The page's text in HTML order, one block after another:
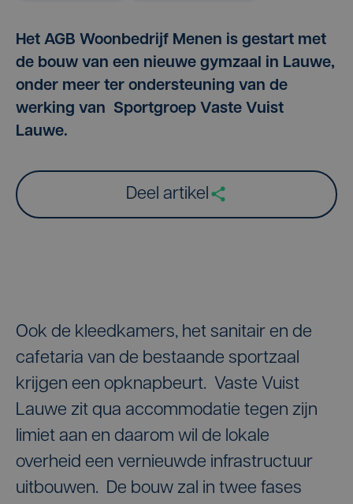
Het AGB Woonbedrijf Menen is gestart met
de bouw van een nieuwe gymzaal in Lauwe,
onder meer ter ondersteuning van de
werking van Sportgroep Vaste Vuist
Lauwe.
Deel artikel
Ook de kleedkamers, het sanitair en de
cafetaria van de bestaande sportzaal
krijgen een opknapbeurt. Vaste Vuist
Lauwe zit qua accommodatie tegen zijn
limiet aan en daarom wil de lokale
overheid een vernieuwde infrastructuur
uitbouwen. De bouw zal in twee fases